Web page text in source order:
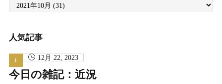
ア
イ
ブ
人気記事
12月 22, 2023
今日の雑記：近況